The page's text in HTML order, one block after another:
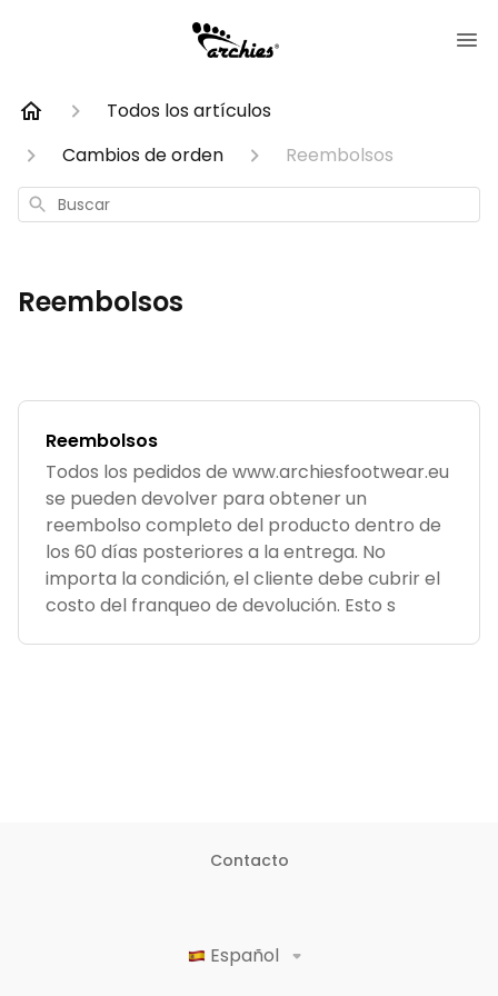
Todos los artículos
Cambios de orden
Reembolsos
Buscar
Reembolsos
Reembolsos
Todos los pedidos de www.archiesfootwear.eu
se pueden devolver para obtener un
reembolso completo del producto dentro de
los 60 días posteriores a la entrega. No
importa la condición, el cliente debe cubrir el
costo del franqueo de devolución. Esto s
Contacto
Español